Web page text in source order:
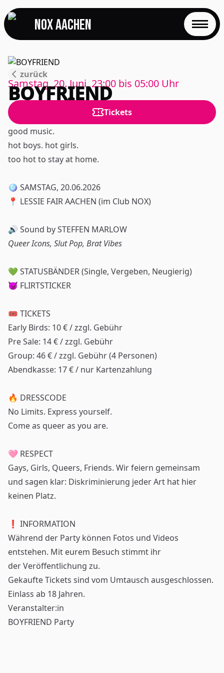
NOX Aachen
EVENTS
FOTOS
EVENTLOCATION
FAQS
RESERVIERUNG
JOBS
zurück
Samstag, 20. Juni, 23:00 bis 05:00 Uhr
BOYFRIEND
Tickets
good music.
hot boys. hot girls.
too hot to stay at home.
🪩 SAMSTAG, 20.06.2026
📍 LESSIE FAIR AACHEN (im Club NOX)
🔊 Sound by STEFFEN MARLOW
Queer Icons, Slut Pop, Brat Vibes
💚 STATUSBÄNDER (Single, Vergeben, Neugierig)
😈 FLIRTSTICKER
🎟️ TICKETS
Early Birds: 10 € / zzgl. Gebühr
Pre Sale: 14 € / zzgl. Gebühr
Group: 46 € / zzgl. Gebühr (4 Personen)
Abendkasse: 17 € / nur Kartenzahlung
🔥 DRESSCODE
No Limits. Express yourself.
Come as queer as you are.
🩷 RESPECT
Gays, Girls, Queers, Friends. Wir feiern gemeinsam
und sagen klar: Diskriminierung jeder Art hat hier
keinen Platz.
❗ INFORMATION
Während der Party können Fotos und Videos
entstehen. Mit eurem Besuch stimmt ihr
der Veröffentlichung zu.
Gekaufte Tickets sind vom Umtausch ausgeschlossen.
Einlass ab 18 Jahren.
Veranstalter:in
BOYFRIEND Party